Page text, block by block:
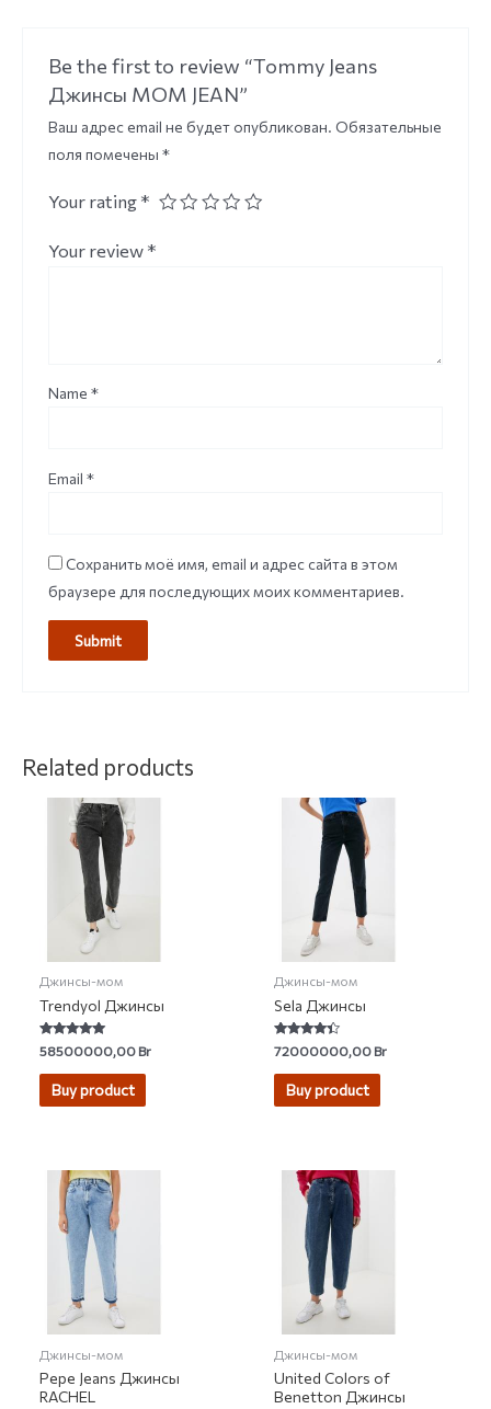
Be the first to review “Tommy Jeans
Джинсы MOM JEAN”
Ваш адрес email не будет опубликован. Обязательные
поля помечены *
Your rating *
Your review *
Name *
Email *
Сохранить моё имя, email и адрес сайта в этом
браузере для последующих моих комментариев.
Related products
Джинсы-мом
Trendyol Джинсы
Rated
4.89
out of 5
58500000,00Br
Buy product
Джинсы-мом
Sela Джинсы
Rated
4.17
out of 5
72000000,00Br
Buy product
Джинсы-мом
Pepe Jeans Джинсы
RACHEL
Джинсы-мом
United Colors of
Benetton Джинсы